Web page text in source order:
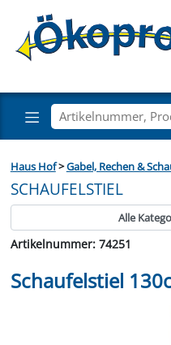
Haus Hof>Gabel, Rechen &
SCHAUFELSTIEL
Alle
Artikelnummer: 74251
Schaufelstiel